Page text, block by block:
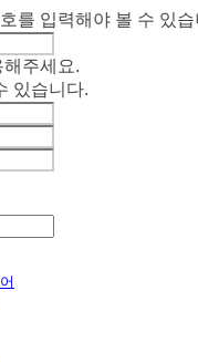
를 입력해야 볼 수 있습
해주세요.
있습니다.